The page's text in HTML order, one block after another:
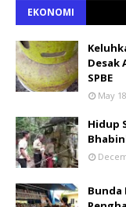
EKONOMI
Desak
SPBE
May
Hidup
Bunda